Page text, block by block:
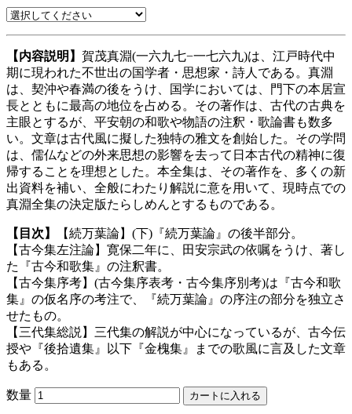
【内容説明】 賀茂真淵(一六九七−一七六九)は、江戸時代中
期に現われた不世出の国学者・思想家・詩人である。真淵
は、契沖や春満の後をうけ、国学においては、門下の本居宣
長とともに最高の地位を占める。その著作は、古代の古典を
主眼とするが、平安朝の和歌や物語の注釈・歌論書も数多
い。文章は古代風に擬した独特の雅文を創始した。その学問
は、儒仏などの外来思想の影響を去って日本古代の精神に復
帰することを理想とした。本全集は、その著作を、多くの新
出資料を補い、全般にわたり解説に意を用いて、現時点での
真淵全集の決定版たらしめんとするものである。
【目次】
【続万葉論】(下)『続万葉論』の後半部分。
【古今集左注論】寛保二年に、田安宗武の依嘱をうけ、著し
た『古今和歌集』の注釈書。
【古今集序考】(古今集序表考・古今集序別考)は『古今和歌
集』の仮名序の考注で、『続万葉論』の序注の部分を独立さ
せたもの。
【三代集総説】三代集の解説が中心になっているが、古今伝
授や『後拾遺集』以下『金槐集』までの歌風に言及した文章
もある。
数量